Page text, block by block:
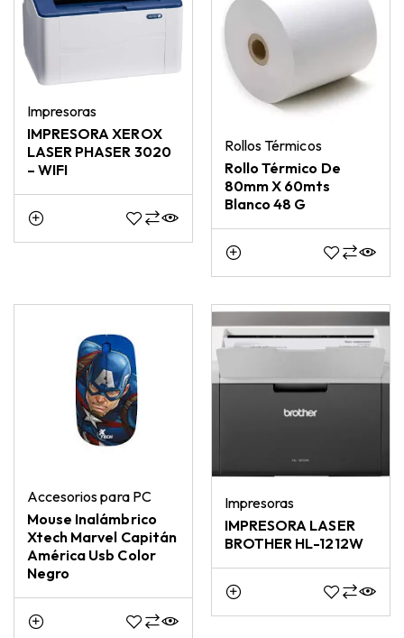
Impresoras
IMPRESORA XEROX
LASER PHASER 3020
– WIFI
Rollos Térmicos
Rollo Térmico De
80mm X 60mts
Blanco 48 G
Accesorios para PC
Mouse Inalámbrico
Xtech Marvel Capitán
América Usb Color
Negro
Impresoras
IMPRESORA LASER
BROTHER HL-1212W